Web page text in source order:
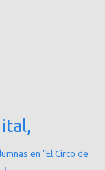
en "El Circo de